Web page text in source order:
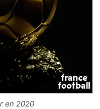
en 2020